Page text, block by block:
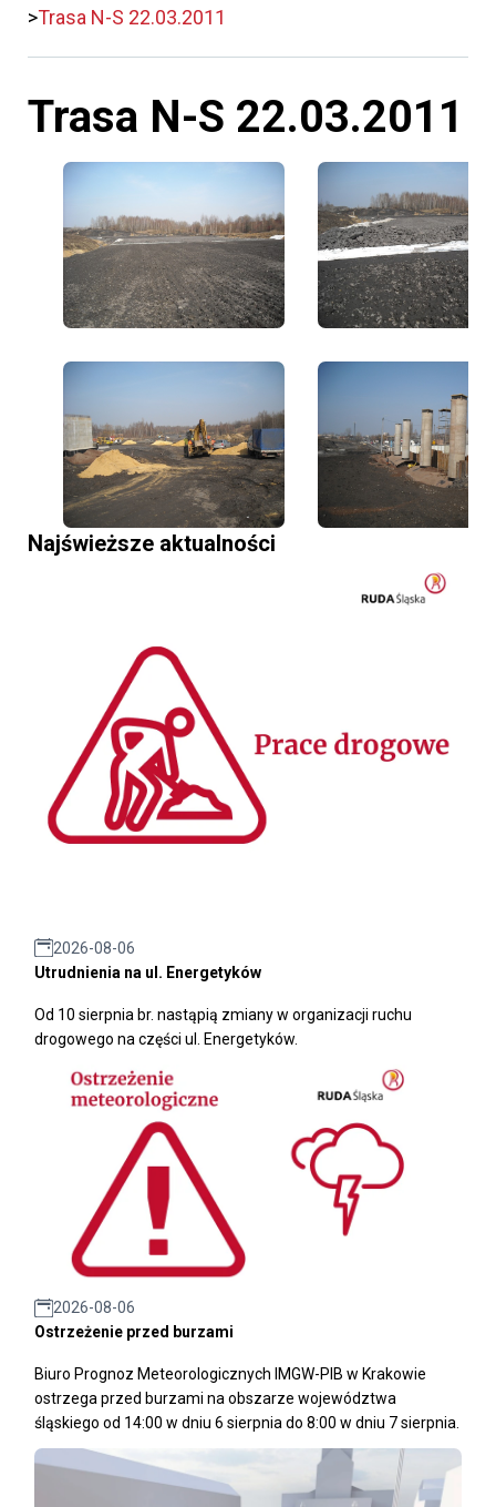
Trasa N-S 22.03.2011
Trasa N-S 22.03.2011
Najświeższe aktualności
2026-08-06
Utrudnienia na ul. Energetyków
Od 10 sierpnia br. nastąpią zmiany w organizacji ruchu
drogowego na części ul. Energetyków.
2026-08-06
Ostrzeżenie przed burzami
Biuro Prognoz Meteorologicznych IMGW-PIB w Krakowie
ostrzega przed burzami na obszarze województwa
śląskiego od 14:00 w dniu 6 sierpnia do 8:00 w dniu 7 sierpnia.